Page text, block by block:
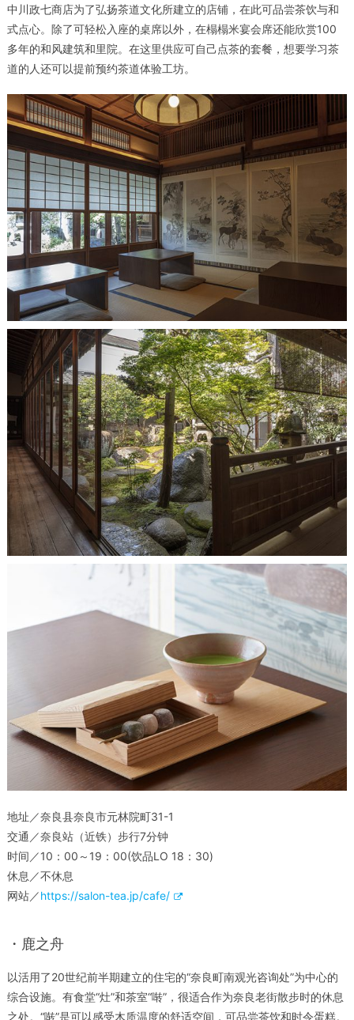
中川政七商店为了弘扬茶道文化所建立的店铺，在此可品尝茶饮与和
式点心。除了可轻松入座的桌席以外，在榻榻米宴会席还能欣赏100
多年的和风建筑和里院。在这里供应可自己点茶的套餐，想要学习茶
道的人还可以提前预约茶道体验工坊。
地址／奈良县奈良市元林院町31-1
交通／奈良站（近铁）步行7分钟
时间／10：00～19：00(饮品LO 18：30)
休息／不休息
网站／https://salon-tea.jp/cafe/
・鹿之舟
以活用了20世纪前半期建立的住宅的“奈良町南观光咨询处”为中心的
综合设施。有食堂“灶”和茶室“啭”，很适合作为奈良老街散步时的休息
之处。“啭”是可以感受木质温度的舒适空间，可品尝茶饮和时令蛋糕。